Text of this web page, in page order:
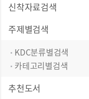
신착자료검색
주제별검색
KDC분류별검색
카테고리별검색
추천도서